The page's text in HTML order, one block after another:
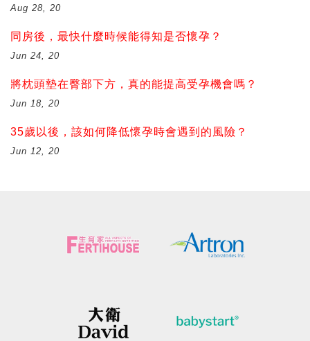
Aug 28, 20
同房後，最快什麼時候能得知是否懷孕？
Jun 24, 20
將枕頭墊在臀部下方，真的能提高受孕機會嗎？
Jun 18, 20
35歲以後，該如何降低懷孕時會遇到的風險？
Jun 12, 20